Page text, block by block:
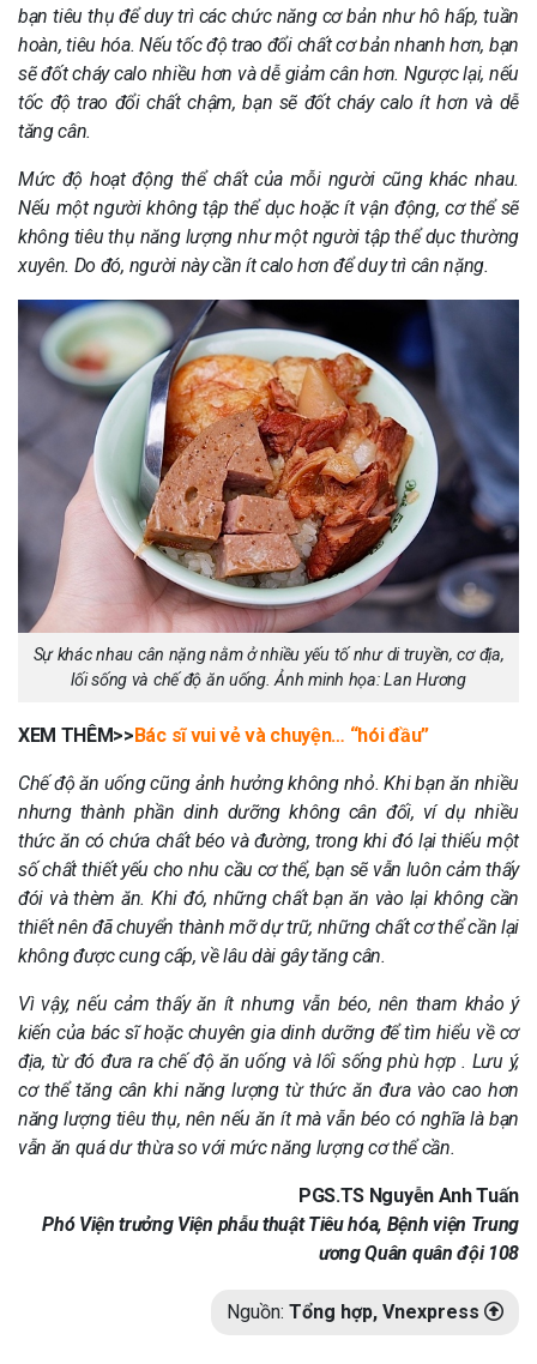
bạn tiêu thụ để duy trì các chức năng cơ bản như hô hấp, tuần
hoàn, tiêu hóa. Nếu tốc độ trao đổi chất cơ bản nhanh hơn, bạn
sẽ đốt cháy calo nhiều hơn và dễ giảm cân hơn. Ngược lại, nếu
tốc độ trao đổi chất chậm, bạn sẽ đốt cháy calo ít hơn và dễ
tăng cân.
Mức độ hoạt động thể chất của mỗi người cũng khác nhau.
Nếu một người không tập thể dục hoặc ít vận động, cơ thể sẽ
không tiêu thụ năng lượng như một người tập thể dục thường
xuyên. Do đó, người này cần ít calo hơn để duy trì cân nặng.
Sự khác nhau cân nặng nằm ở nhiều yếu tố như di truyền, cơ địa,
lối sống và chế độ ăn uống. Ảnh minh họa: Lan Hương
XEM THÊM>> Bác sĩ vui vẻ và chuyện… “hói đầu”
Chế độ ăn uống cũng ảnh hưởng không nhỏ. Khi bạn ăn nhiều
nhưng thành phần dinh dưỡng không cân đối, ví dụ nhiều
thức ăn có chứa chất béo và đường, trong khi đó lại thiếu một
số chất thiết yếu cho nhu cầu cơ thể, bạn sẽ vẫn luôn cảm thấy
đói và thèm ăn. Khi đó, những chất bạn ăn vào lại không cần
thiết nên đã chuyển thành mỡ dự trữ, những chất cơ thể cần lại
không được cung cấp, về lâu dài gây tăng cân.
Vì vậy, nếu cảm thấy ăn ít nhưng vẫn béo, nên tham khảo ý
kiến của bác sĩ hoặc chuyên gia dinh dưỡng để tìm hiểu về cơ
địa, từ đó đưa ra chế độ ăn uống và lối sống phù hợp . Lưu ý,
cơ thể tăng cân khi năng lượng từ thức ăn đưa vào cao hơn
năng lượng tiêu thụ, nên nếu ăn ít mà vẫn béo có nghĩa là bạn
vẫn ăn quá dư thừa so với mức năng lượng cơ thể cần.
PGS.TS Nguyễn Anh Tuấn
Phó Viện trưởng Viện phẫu thuật Tiêu hóa, Bệnh viện Trung
ương Quân quân đội 108
Nguồn: Tổng hợp, Vnexpress